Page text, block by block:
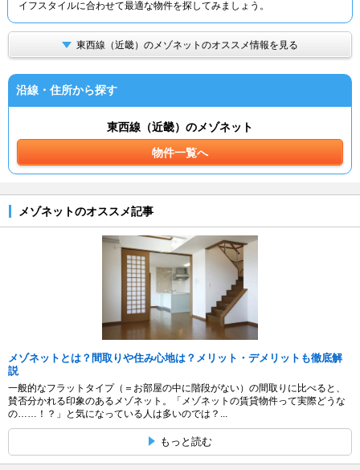
イフスタイルに合わせて最適な物件を探してみましょう。
東西線（近畿）のメゾネットのオススメ情報を見る
沿線・住所から探す
東西線（近畿）のメゾネット
物件一覧へ
メゾネットのオススメ記事
メゾネットとは？間取りや住み心地は？メリット・デメリットも徹底解
説
一般的なフラットタイプ（＝お部屋の中に階段がない）の間取りに比べると、
賛否分かれる印象のあるメゾネット。「メゾネットの賃貸物件って実際どうな
の……！？」と気になっている人は多いのでは？...
もっと読む